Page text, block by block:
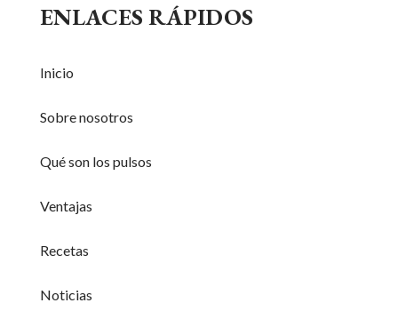
ENLACES RÁPIDOS
Inicio
Sobre nosotros
Qué son los pulsos
Ventajas
Recetas
Noticias